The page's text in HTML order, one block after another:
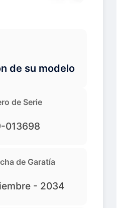
de su modelo
de Serie
013698
de Garatía
- 2034